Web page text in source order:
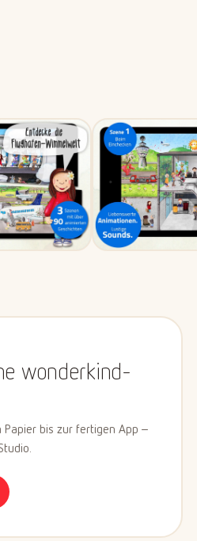
wonderkind-
bis zur fertigen App –